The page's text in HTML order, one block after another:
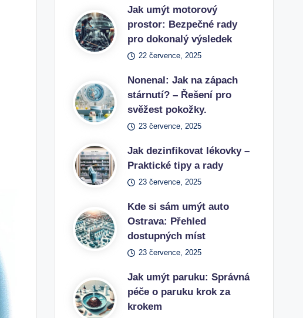
Jak umýt motorový
prostor: Bezpečné rady
pro dokonalý výsledek
22 července, 2025
Nonenal: Jak na zápach
stárnutí? – Řešení pro
svěžest pokožky.
23 července, 2025
Jak dezinfikovat lékovky –
Praktické tipy a rady
23 července, 2025
Kde si sám umýt auto
Ostrava: Přehled
dostupných míst
23 července, 2025
Jak umýt paruku: Správná
péče o paruku krok za
krokem